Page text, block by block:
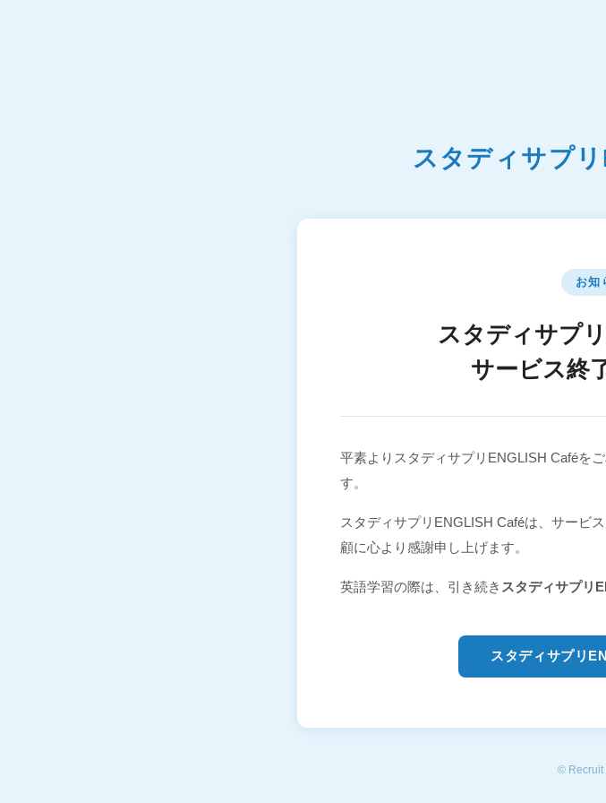
スタディサプ
お知
スタディサプ
サービス終
平素よりスタディサプリENGLISH Caféを
す。
スタディサプリENGLISH Caféは、サービ
顧に心より感謝申し上げます。
英語学習の際は、引き続き スタディサプリ
スタディサプリ
© Recruit